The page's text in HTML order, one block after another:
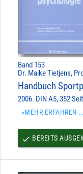
Band 153
Dr. Maike Tietjens,
Handbuch
2006. DIN A5, 352
»MEHR ERFAHREN
done BEREITS